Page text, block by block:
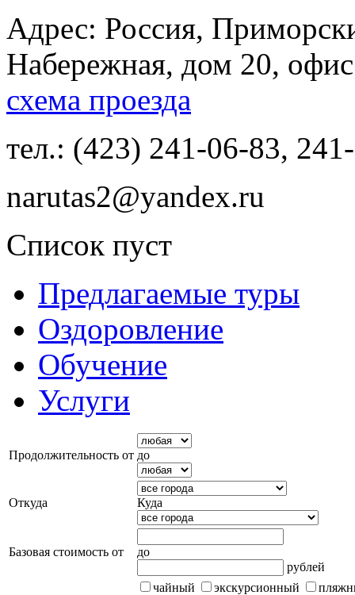
Адрес: Россия,
Набережная, дом 20,
схема проезда
тел.: (423) 241-06-83,
narutas2@yandex.ru
Список пуст
Предлагаемые туры
Оздоровление
Обучение
Услуги
Продолжительность от до
Откуда Куда
Базовая стоимость от
до
рублей
чайный экскурсионный